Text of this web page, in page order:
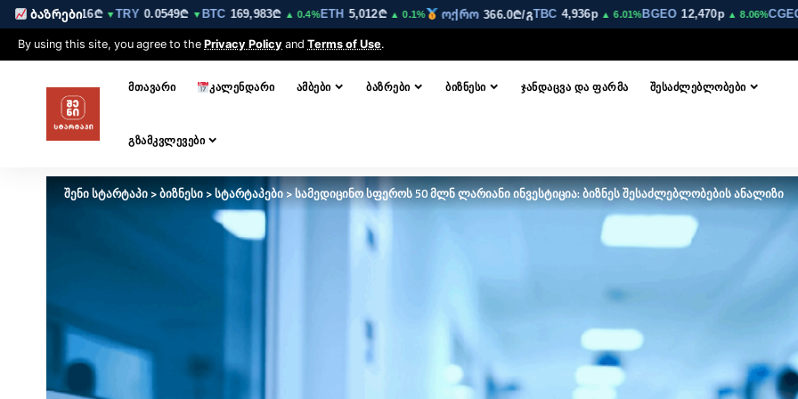
ბაზრები
3.5216₾▼TRY0.0549₾▼BTC169,983₾▲ 0.4%ETH5,012₾▲ 0.1% ოქრო366.0₾/გTBC4,936p▲ 6.01% BGEO12,470p▲ 8.06% CGEO
By using this site, you agree to thePrivacy Policyand Terms of Use.
ᲛᲗᲐᲕᲐᲠᲘ ᲙᲐᲚᲔᲜᲓᲐᲠᲘ ᲐᲛᲑᲔᲑᲘ ᲑᲐᲖᲠᲔᲑᲘ ᲑᲘᲖᲜᲔᲡᲘ ᲯᲐᲜᲓᲐᲪᲕᲐ ᲓᲐ ᲤᲐᲠᲛᲐ ᲨᲔᲡᲐᲫᲚᲔᲑᲚᲝᲑᲔᲑᲘ
ᲒᲖᲐᲛᲙᲕᲚᲔᲕᲔᲑᲘ
შენი სტარტაპი>ბიზნესი>სტარტაპები>სამედიცინო სფეროს 50 მლნ ლარიანი ინვესტიცია: ბიზნეს შესაძლებლობების ანალიზი